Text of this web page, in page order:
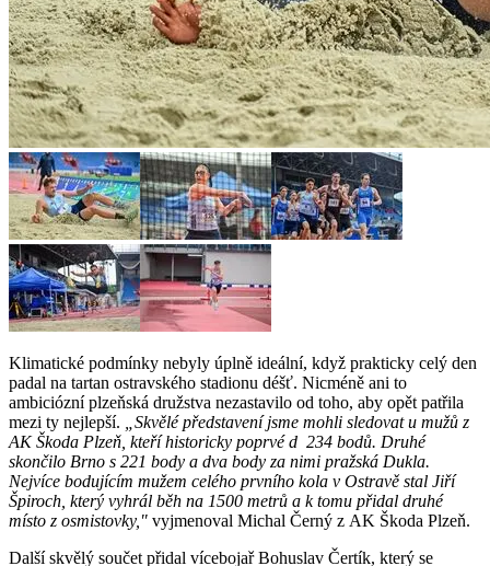
Klimatické podmínky nebyly úplně ideální, když prakticky celý den
padal na tartan ostravského stadionu déšť. Nicméně ani to
ambiciózní plzeňská družstva nezastavilo od toho, aby opět patřila
mezi ty nejlepší. „Skvělé představení jsme mohli sledovat u mužů z
AK Škoda Plzeň, kteří historicky poprvé d 234 bodů. Druhé
skončilo Brno s 221 body a dva body za nimi pražská Dukla.
Nejvíce bodujícím mužem celého prvního kola v Ostravě stal Jiří
Špiroch, který vyhrál běh na 1500 metrů a k tomu přidal druhé
místo z osmistovky," vyjmenoval Michal Černý z AK Škoda Plzeň.
Další skvělý součet přidal vícebojař Bohuslav Čertík, který se